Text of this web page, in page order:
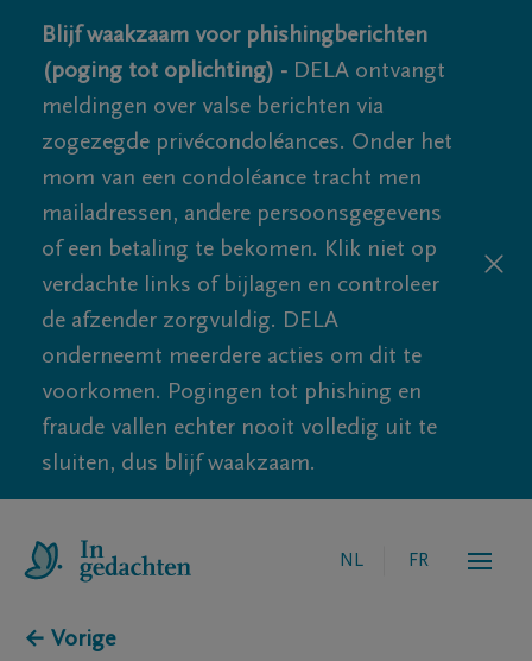
Blijf waakzaam voor phishingberichten
(poging tot oplichting) - DELA ontvangt
meldingen over valse berichten via
zogezegde privécondoléances. Onder het
mom van een condoléance tracht men
mailadressen, andere persoonsgegevens
of een betaling te bekomen. Klik niet op
verdachte links of bijlagen en controleer
de afzender zorgvuldig. DELA
onderneemt meerdere acties om dit te
voorkomen. Pogingen tot phishing en
fraude vallen echter nooit volledig uit te
sluiten, dus blijf waakzaam.
NL FR
← Vorige